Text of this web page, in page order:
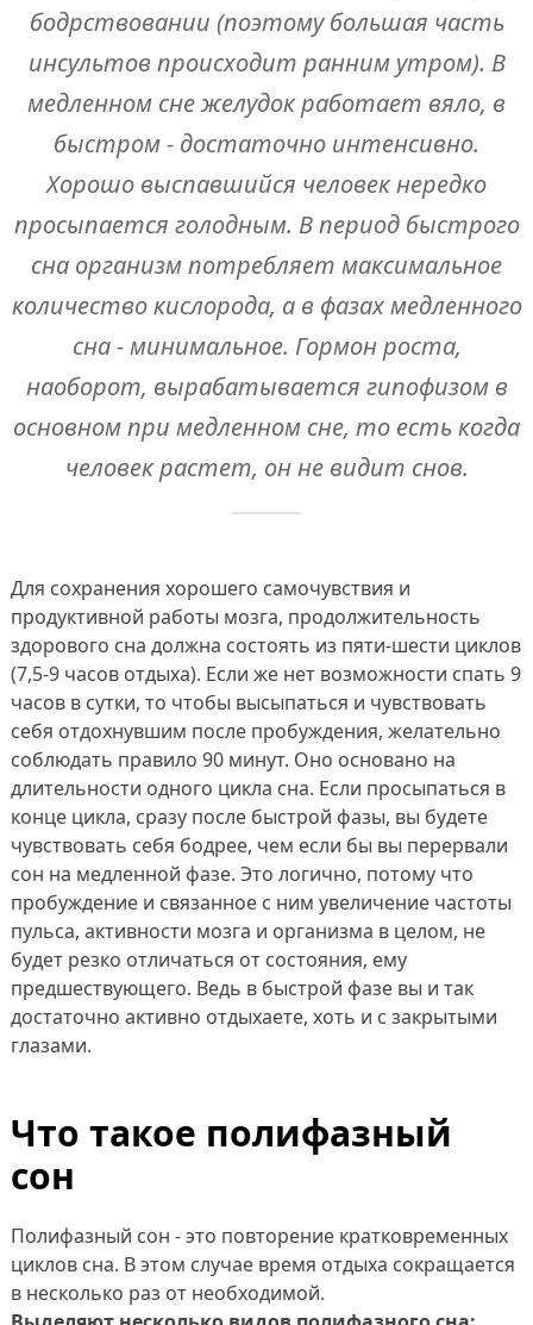
бодрствовании (поэтому большая часть
инсультов происходит ранним утром). В
медленном сне желудок работает вяло, в
быстром - достаточно интенсивно.
Хорошо выспавшийся человек нередко
просыпается голодным. В период быстрого
сна организм потребляет максимальное
количество кислорода, а в фазах медленного
сна - минимальное. Гормон роста,
наоборот, вырабатывается гипофизом в
основном при медленном сне, то есть когда
человек растет, он не видит снов.
Для сохранения хорошего самочувствия и
продуктивной работы мозга, продолжительность
здорового сна должна состоять из пяти-шести циклов
(7,5-9 часов отдыха). Если же нет возможности спать 9
часов в сутки, то чтобы высыпаться и чувствовать
себя отдохнувшим после пробуждения, желательно
соблюдать правило 90 минут. Оно основано на
длительности одного цикла сна. Если просыпаться в
конце цикла, сразу после быстрой фазы, вы будете
чувствовать себя бодрее, чем если бы вы перервали
сон на медленной фазе. Это логично, потому что
пробуждение и связанное с ним увеличение частоты
пульса, активности мозга и организма в целом, не
будет резко отличаться от состояния, ему
предшествующего. Ведь в быстрой фазе вы и так
достаточно активно отдыхаете, хоть и с закрытыми
глазами.
Что такое полифазный
сон
Полифазный сон - это повторение кратковременных
циклов сна. В этом случае время отдыха сокращается
в несколько раз от необходимой.